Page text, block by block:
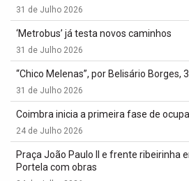
31 de Julho 2026
‘Metrobus’ já testa novos caminhos
31 de Julho 2026
“Chico Melenas”, por Belisário Borges,
31 de Julho 2026
Coimbra inicia a primeira fase de
24 de Julho 2026
Praça João Paulo II e frente ribeirinha
Portela com obras